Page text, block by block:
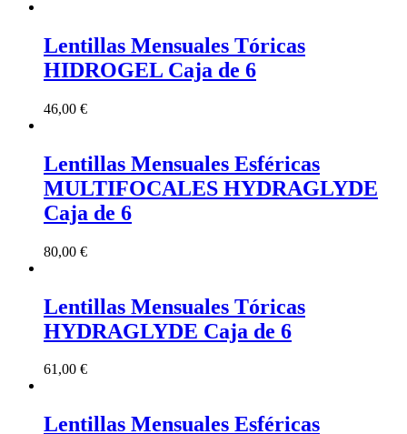
Lentillas Mensuales Tóricas
HIDROGEL Caja de 6
46,00 €
Lentillas Mensuales Esféricas
MULTIFOCALES HYDRAGLYDE
Caja de 6
80,00 €
Lentillas Mensuales Tóricas
HYDRAGLYDE Caja de 6
61,00 €
Lentillas Mensuales Esféricas